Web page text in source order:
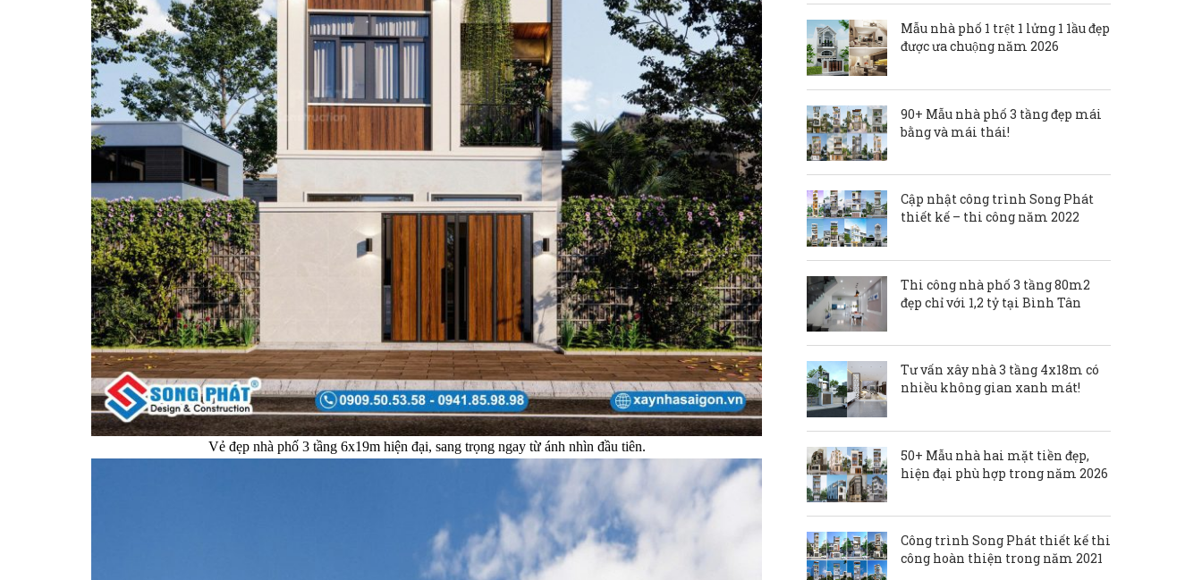
Vẻ đẹp nhà phố 3 tầng 6x19m hiện đại, sang trọng ngay từ ánh nhìn đầu tiên.
Mẫu nhà phố 1 trệt 1 lửng 1 1ầu đẹp
được ưa chuộng năm 2026
90+ Mẫu nhà phố 3 tầng đẹp mái
bằng và mái thái!
Cập nhật công trình Song Phát
thiết kế – thi công năm 2022
Thi công nhà phố 3 tầng 80m2
đẹp chỉ với 1,2 tỷ tại Bình Tân
Tư vấn xây nhà 3 tầng 4x18m có
nhiều không gian xanh mát!
50+ Mẫu nhà hai mặt tiền đẹp,
hiện đại phù hợp trong năm 2026
Công trình Song Phát thiết kế thi
công hoàn thiện trong năm 2021